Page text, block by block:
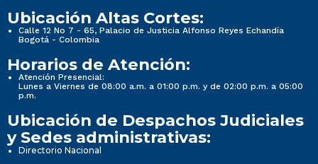
Ubicación Altas Cortes:
Calle 12 No 7 - 65, Palacio de Justicia Alfonso Reyes Echandía
Bogotá - Colombia
Horarios de Atención:
Atención Presencial:
Lunes a Viernes de 08:00 a.m. a 01:00 p.m. y de 02:00 p.m. a 05:00
p.m.
Ubicación de Despachos Judiciales
y Sedes administrativas:
Directorio Nacional